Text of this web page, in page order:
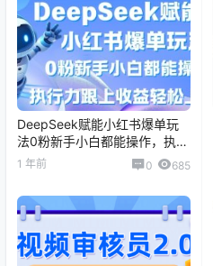
DeepSeek赋能小红书爆单玩
法0粉新手小白都能操作，执行
力跟上收益轻松上W，懒人勿
1 年前 0 685